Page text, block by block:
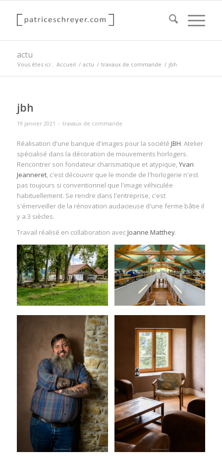
actu
Vous êtes ici : Accueil / actu / travaux de commande / jbh
jbh
19 janvier 2021 - travaux de commande
Réalisation d'une banque d'images pour la société JBH. Atelier
spécialisé dans la décoration de mouvements horlogers.
Rencontrer son fondateur charismatique et atypique,Yvan
Jeanneret, c'est découvrir que le monde de l'horlogerie n'est
pas toujours si conventionnel que l'image véhiculée
habituellement. Se rendre dans l'entreprise, c'est
s'émerveiller de la rénovation audacieuse d'une ferme bâtie il
y a 3 siècles.
Travail réalisé en collaboration avecJoanne Matthey.